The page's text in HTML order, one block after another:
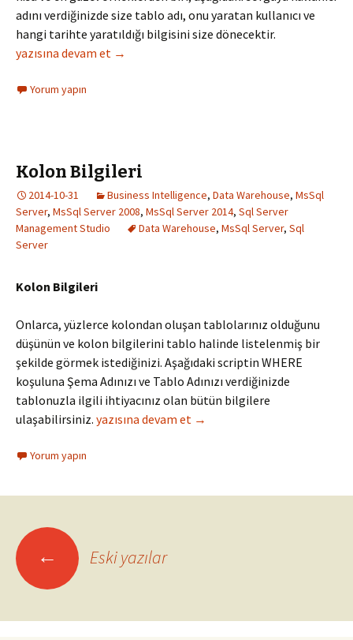
adını verdiğinizde size tablo adı, onu yaratan kullanıcı ve
hangi tarihte yaratıldığı bilgisini size dönecektir.
Tablo ve Kullanıcı İlişkisi
yazısına devam et →
Yorum yapın
Kolon Bilgileri
2014-10-31 Business Intelligence, Data Warehouse, MsSql
Server, MsSql Server 2008, MsSql Server 2014, Sql Server
Management Studio
Data Warehouse, MsSql Server, Sql
Server
Kolon Bilgileri
Onlarca, yüzlerce kolondan oluşan tablolarınız olduğunu
düşünün ve kolon bilgilerini tablo halinde listelenmiş bir
şekilde görmek istediğinizi. Aşağıdaki scriptin WHERE
koşuluna Şema Adınızı ve Tablo Adınızı verdiğinizde
tablonuzla ilgili ihtiyacınız olan bütün bilgilere
ulaşabilirsiniz. Kolon Bilgileri
yazısına devam et →
Yorum yapın
Yazı
dolaşımı
← Eski yazılar